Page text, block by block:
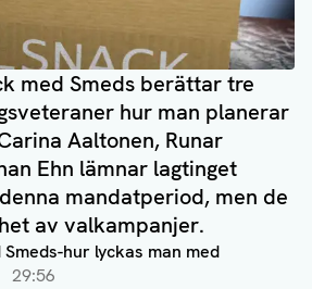
med Smeds berättar tre
hur man planerar
Aaltonen, Runar
Ehn lämnar lagtinget
mandatperiod, men de
av valkampanjer.
hur lyckas man med
29:56